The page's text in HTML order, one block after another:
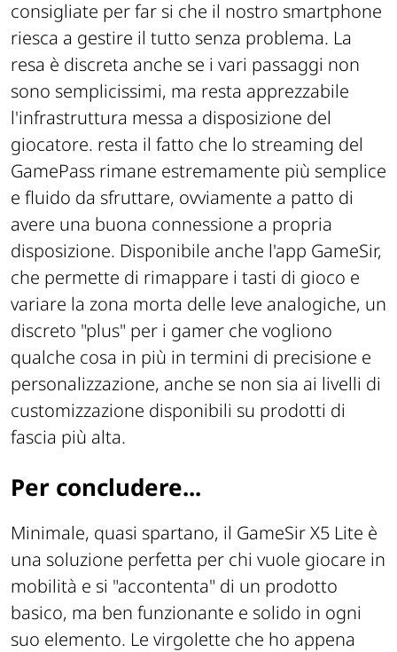
consigliate per far si che il nostro smartphone
riesca a gestire il tutto senza problema. La
resa è discreta anche se i vari passaggi non
sono semplicissimi, ma resta apprezzabile
l'infrastruttura messa a disposizione del
giocatore. resta il fatto che lo streaming del
GamePass rimane estremamente più semplice
e fluido da sfruttare, ovviamente a patto di
avere una buona connessione a propria
disposizione. Disponibile anche l'app GameSir,
che permette di rimappare i tasti di gioco e
variare la zona morta delle leve analogiche, un
discreto "plus" per i gamer che vogliono
qualche cosa in più in termini di precisione e
personalizzazione, anche se non sia ai livelli di
customizzazione disponibili su prodotti di
fascia più alta.
Per concludere...
Minimale, quasi spartano, il GameSir X5 Lite è
una soluzione perfetta per chi vuole giocare in
mobilità e si "accontenta" di un prodotto
basico, ma ben funzionante e solido in ogni
suo elemento. Le virgolette che ho appena